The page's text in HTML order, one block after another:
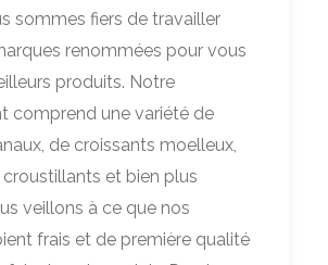
sommes fiers de travailler
renommées pour vous
produits. Notre
comprend une variété de
de croissants moelleux,
et bien plus
veillons à ce que nos
frais et de première qualité